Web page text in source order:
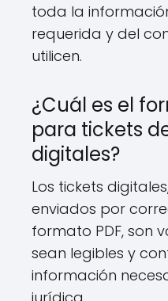
toda la
requerida y del
utilicen.
¿Cuál es el
para tickets
digitales?
Los tickets
enviados por
formato PDF, son
sean legibles y
información